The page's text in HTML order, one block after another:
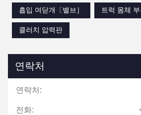
흡입 여닫개〔밸브］
트럭 몸체 부
클러치 압력판
연락처
연락처:
전화: